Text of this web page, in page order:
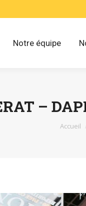
Notre équipe
–
Vous
Accueil